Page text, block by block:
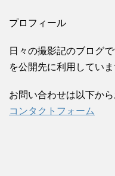
プロフィール
日々の撮影記のブログ
を公開先に利用していま
お問い合わせは以下から
コンタクトフォーム